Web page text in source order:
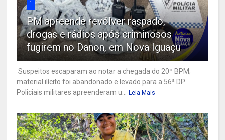
1
PM apreende revólver raspado,
drogas e rádios após criminosos
fugirem no Danon, em Nova Iguaçu
Suspeitos escaparam ao notar a chegada do 20º BPM;
material ilícito foi abandonado e levado para a 56ª DP
Policiais militares apreenderam u...
Leia Mais